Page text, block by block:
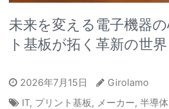
未来を変える電子機器
ト基板が拓く革新の世界
2026年7月15日
Girolamo
IT, プリント基板 , メーカー, 半導体